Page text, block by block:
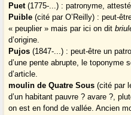
Puet(1775-...) : patronyme,
Puible (cité par O’Reilly) : peut-
« peuplier » mais par ici on dit
d’origine.
Pujos (1847-...) : peut-être un
d’une pente abrupte, le toponyme
d’article.
moulin de Quatre Sous (cité par
d’un habitant pauvre ? avare ?,
on est en fond de vallée. Ancien